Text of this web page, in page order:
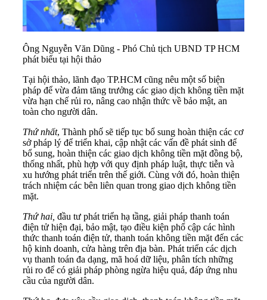
Ông Nguyễn Văn Dũng - Phó Chủ tịch UBND TP HCM
phát biểu tại hội thảo
Tại hội thảo, lãnh đạo TP.HCM cũng nêu một số biện
pháp để vừa đảm tăng trưởng các giao dịch không tiền mặt
vừa hạn chế rủi ro, nâng cao nhận thức về bảo mật, an
toàn cho người dân.
Thứ nhất, Thành phố sẽ tiếp tục bổ sung hoàn thiện các cơ
sở pháp lý để triển khai, cập nhật các vấn đề phát sinh để
bổ sung, hoàn thiện các giao dịch không tiền mặt đồng bộ,
thống nhất, phù hợp với quy định pháp luật, thực tiễn và
xu hướng phát triển trên thế giới. Cùng với đó, hoàn thiện
trách nhiệm các bên liên quan trong giao dịch không tiền
mặt.
Thứ hai, đầu tư phát triển hạ tầng, giải pháp thanh toán
điện tử hiện đại, bảo mật, tạo điều kiện phổ cập các hình
thức thanh toán điện tử, thanh toán không tiền mặt đến các
hộ kinh doanh, cửa hàng trên địa bàn. Phát triển các dịch
vụ thanh toán đa dạng, mã hoá dữ liệu, phân tích những
rủi ro để có giải pháp phòng ngừa hiệu quả, đáp ứng nhu
cầu của người dân.